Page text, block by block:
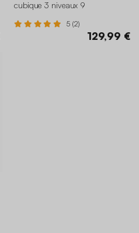
cubique 3 niveaux 9
5 (2)
129,99 €